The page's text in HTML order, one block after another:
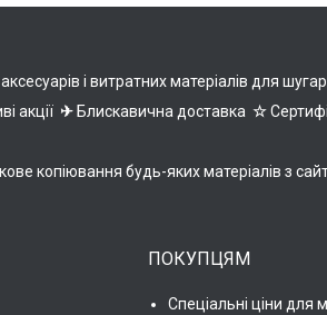
і витратних матеріалів для
акції ✈ Блискавична доставка ☆
копіювання будь-яких матеріалів з
ПОКУПЦЯМ
Спеціальні ціни для